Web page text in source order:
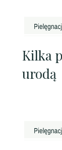
Kilka
urodą